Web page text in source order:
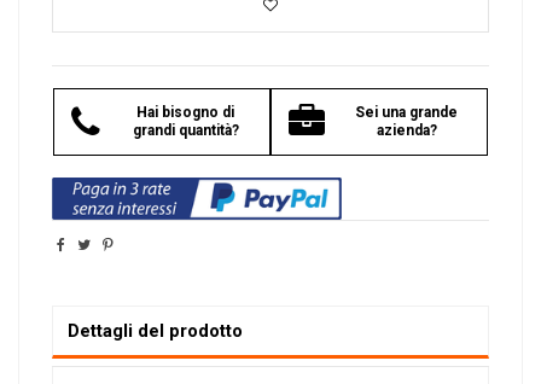
Hai bisogno di
grandi quantità?
Sei una grande
azienda?
Dettagli del prodotto